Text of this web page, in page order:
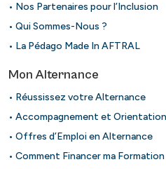
• Nos Partenaires pour l’Inclusion
• Qui Sommes-Nous ?
• La Pédago Made In AFTRAL
Mon Alternance
• Réussissez votre Alternance
• Accompagnement et Orientation
• Offres d’Emploi en Alternance
• Comment Financer ma Formation